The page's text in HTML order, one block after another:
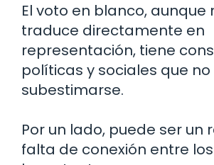
El voto en blanco, aunque
traduce directamente en
representación, tiene
políticas y sociales que
subestimarse.
Por un lado, puede ser un
falta de conexión entre